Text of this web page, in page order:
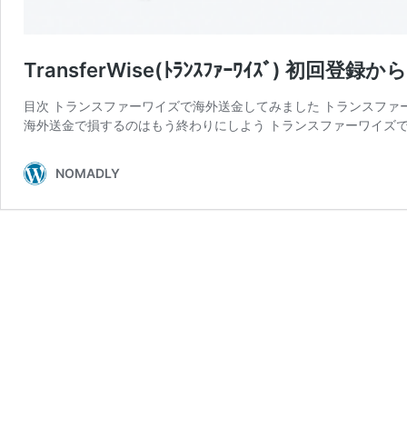
TransferWise(ﾄﾗﾝｽﾌｧｰﾜｲｽﾞ) 初回登録か
目次 トランスファーワイズで海外送金してみました トランスフ
海外送金で損するのはもう終わりにしよう トランスファーワイ
NOMADLY